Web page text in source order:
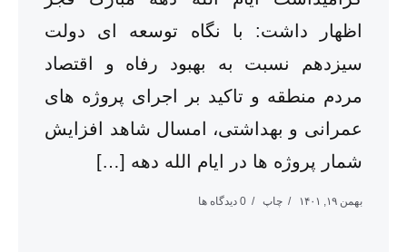
اظهار داشت: با نگاه توسعه ای دولت
سیزدهم نسبت به بهبود رفاه و اقتصاد
مردم منطقه و تاکید بر اجرای پروژه های
عمرانی و بهداشتی، امسال شاهد افزایش
شمار پروژه ها در ایام الله دهه […]
بهمن ۱۹, ۱۴۰۱ چاپ 0 دیدگاه ها